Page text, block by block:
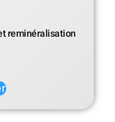
reminéralisation